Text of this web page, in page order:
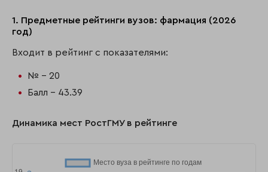
1. Предметные рейтинги вузов: фармация (2026
год)
Входит в рейтинг с показателями:
№ - 20
Балл - 43.39
Динамика мест РостГМУ в рейтинге